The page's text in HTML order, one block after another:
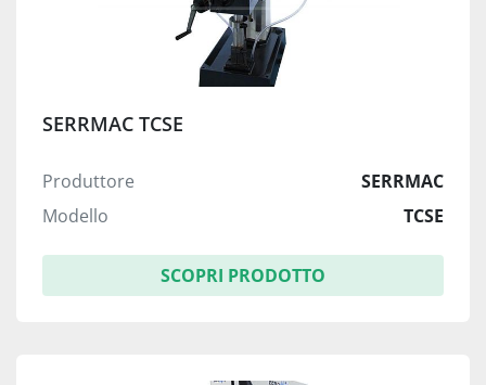
SERRMAC TCSE
Produttore
SERRMAC
Modello
TCSE
SCOPRI PRODOTTO